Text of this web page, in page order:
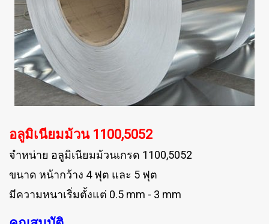
อลูมิเนียมม้วน 1100,5052
จำหน่าย อลูมิเนียมม้วนเกรด 1100,5052
ขนาด หน้ากว้าง 4 ฟุต และ 5 ฟุต
มีความหนาเริ่มตั้งแต่ 0.5 mm - 3 mm